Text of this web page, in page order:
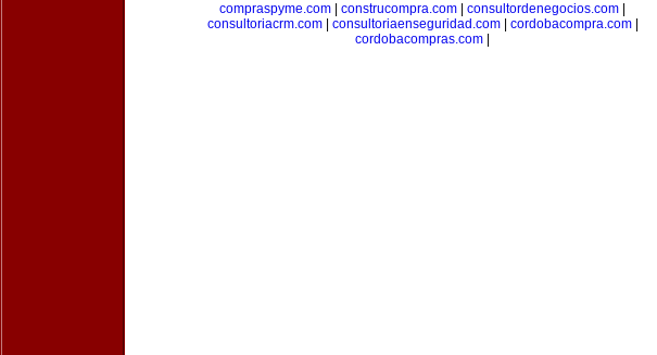
compraspyme.com
construcompra.com consultordenegocios.com
consultoriacrm.com| consultoriaenseguridad.com| cordobacompra.com|
cordobacompras.com